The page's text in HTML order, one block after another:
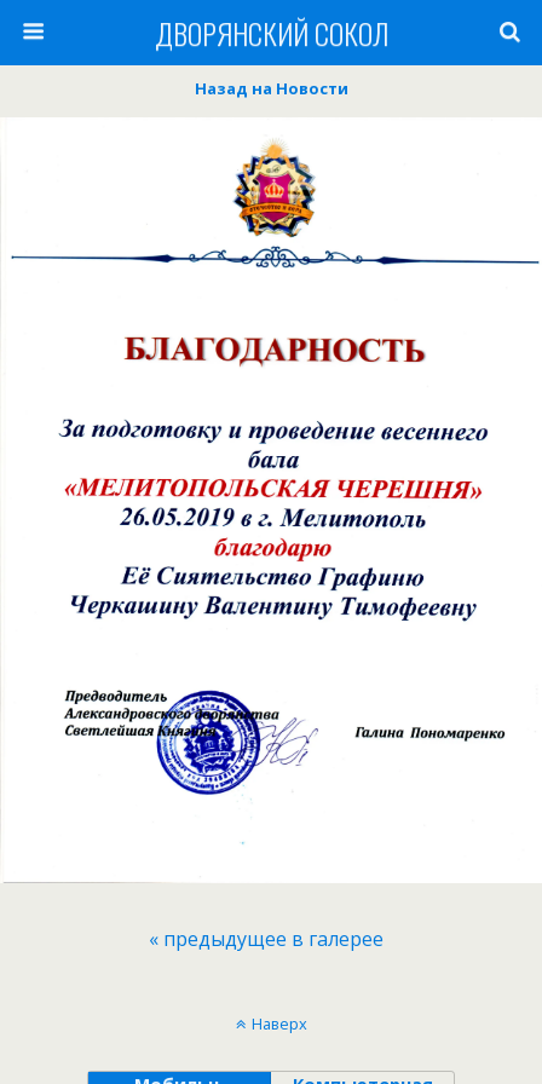
ДВОРЯНСКИЙ СОКОЛ
Назад на Новости
« предыдущее в галерее
Наверх